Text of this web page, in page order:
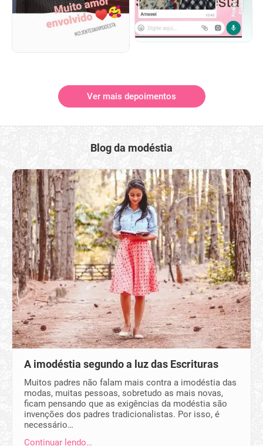
Ver mais depoimentos
Blog da modéstia
A imodéstia segundo a luz das Escrituras
Muitos padres não falam mais contra a imodéstia das
modas, muitas pessoas, sobretudo as mais novas,
ficam pensando que as exigências da modéstia são
invenções dos padres tradicionalistas. Por isso, é
necessário…
Continuar lendo…